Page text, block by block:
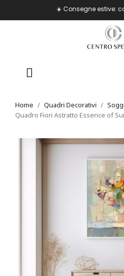
☀️ Consegne estive:
Home Quadri Decorativi
Quadro Fiori Astratto Essence of